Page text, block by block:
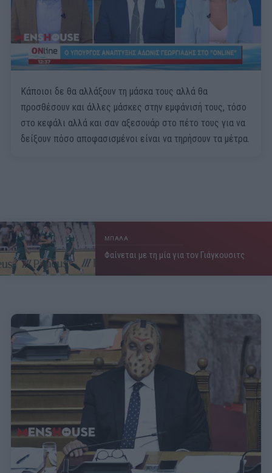
Κάποιοι δε θα αλλάξουν τη μάσκα τους αλλά θα
προσθέσουν και άλλες μάσκες στην εμφάνισή τους, τόσο
στο κεφάλι αλλά και σαν αξεσουάρ στο πέτο τους για να
δείξουν πόσο αποφασισμένοι είναι να τηρήσουν τα μέτρα.
ΜΠΑΛΑ
Φαίνεται με τη μία για τον Γιάγκουσιτς